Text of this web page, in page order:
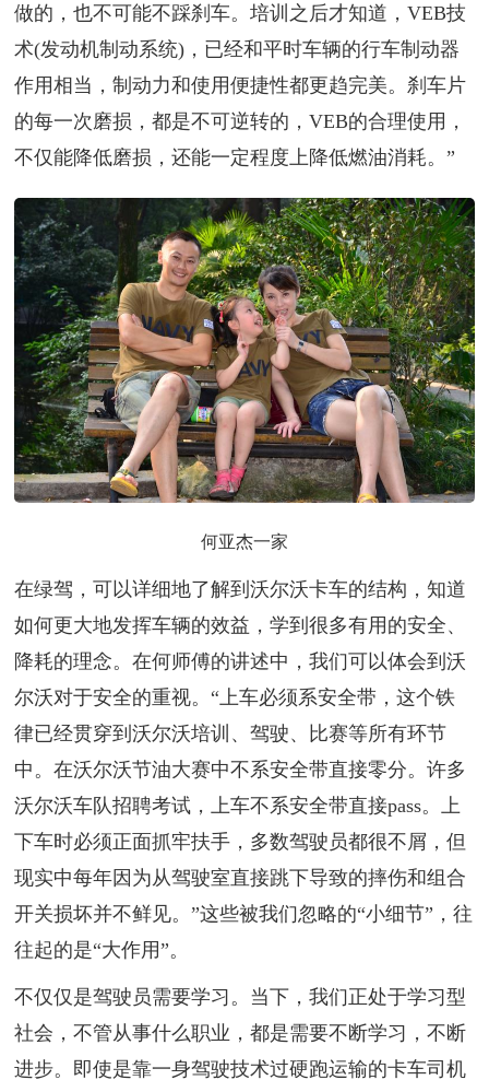
做的，也不可能不踩刹车。培训之后才知道，VEB技
术(发动机制动系统)，已经和平时车辆的行车制动器
作用相当，制动力和使用便捷性都更趋完美。刹车片
的每一次磨损，都是不可逆转的，VEB的合理使用，
不仅能降低磨损，还能一定程度上降低燃油消耗。”
何亚杰一家
在绿驾，可以详细地了解到沃尔沃卡车的结构，知道
如何更大地发挥车辆的效益，学到很多有用的安全、
降耗的理念。在何师傅的讲述中，我们可以体会到沃
尔沃对于安全的重视。“上车必须系安全带，这个铁
律已经贯穿到沃尔沃培训、驾驶、比赛等所有环节
中。在沃尔沃节油大赛中不系安全带直接零分。许多
沃尔沃车队招聘考试，上车不系安全带直接pass。上
下车时必须正面抓牢扶手，多数驾驶员都很不屑，但
现实中每年因为从驾驶室直接跳下导致的摔伤和组合
开关损坏并不鲜见。”这些被我们忽略的“小细节”，往
往起的是“大作用”。
不仅仅是驾驶员需要学习。当下，我们正处于学习型
社会，不管从事什么职业，都是需要不断学习，不断
进步。即使是靠一身驾驶技术过硬跑运输的卡车司机